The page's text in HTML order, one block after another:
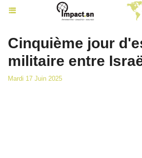
Cinquième jour
militaire entre
Mardi 17 Juin 2025